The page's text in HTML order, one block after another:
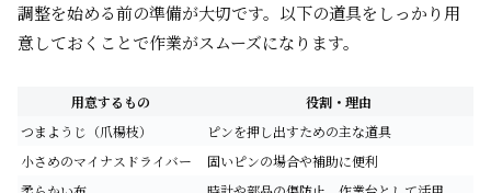
調整を始める前の準備が大切です。以下の道具をしっかり用
意しておくことで作業がスムーズになります。
用意するもの
役割・理由
つまようじ（爪楊枝）
ピンを押し出すための主な道具
小さめのマイナスドライバー
固いピンの場合や補助に便利